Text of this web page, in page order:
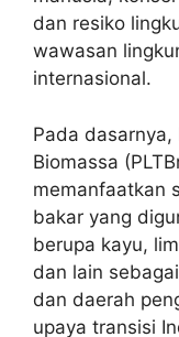
dan resiko
wawasan
internasional.
Pada
Biomassa
memanfaatkan
bakar yang
berupa kayu,
dan lain
dan daerah
upaya transisi